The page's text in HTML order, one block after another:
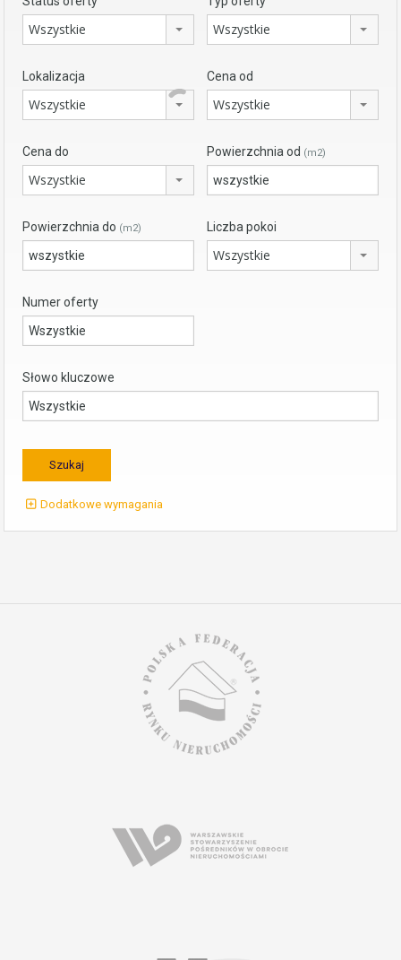
Wszystkie Wszystkie
Lokalizacja
Wszystkie
Cena od
Wszystkie
Cena do
Wszystkie
Powierzchnia od (m2)
Powierzchnia do (m2) Liczba pokoi
Wszystkie
Numer oferty
Słowo kluczowe
Dodatkowe wymagania